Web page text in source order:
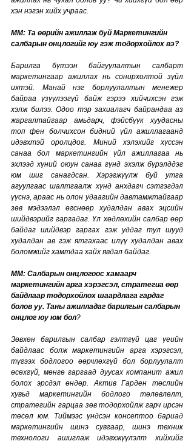
хэн нэгэн хийх учраас.
MM: Та өөрийн ажиллаж буй Маркетингийн
салбарын онцлогийг юу гэж тодорхойлох вэ?
Барилга бүтээн байгуулалтын салбарт
маркетингаар ажиллах нь сонирхолтой зүйл
ихтэй. Манай нэг борлуулалтын менежер
байраа үзүүлээгүй байж гэрээ хийчихсэн гэж
хэлж билээ. Одоо тэр захиалагч байрандаа аз
жаргалтайгаар амьдарч, фэйсбүүк хуудасны
топ фен болчихсон бидний үйл ажиллагаанд
идэвхтэй оролцдог. Миний хэлэхийг хүссэн
санаа бол маркетингийн үйл ажиллагаа нь
эхлээд хүний оюун санаа гүнд эхэлж бүрэлддэг
юм шиг санагдсан. Хэрэгжүүлж буй утга
агуулгаас шалтгаалж хүнд анхдагч сэтгэгдэл
үүснэ, араас нь олон удаагийн давтамжтайгаар
зөв мэдээлэл өгснөөр худалдан авах эцсийн
шийдвэрийг гаргадаг. Үл хөдлөхийн салбар өөр
байдаг шийдвэр гаргах гэж уддаг тул шууд
худалдан ав гэж ятгахаас илүү худалдан авах
боломжийг хамтдаа хайх явдал байдаг.
MM: Салбарын онцлогоос хамаарч
маркетингийн арга хэрэгсэл, стратегиа өөр
байдлаар тодорхойлох шаардлага гардаг
болов уу. Таны ажилладаг барилгын салбарын
онцлог юу юм бол?
Зөвхөн барилгын салбар гэлтгүй цаг үеийн
байдлаас болж маркетингийн арга хэрэгсэл,
түгээх бодлогоо өөрчлөхгүй бол борлуулалт
өсөхгүй, мөнгө гаргаад дуусах компанит ажил
болох эрсдэл өндөр. Актив Гарден төслийн
хувьд маркетингийн бодлого төлөвлөлт,
стратегийн гарцаа зөв тодорхойлж гарч ирсэн
төсөл юм. Тиймээс үндсэн консептоо бариад
маркетингийн шинэ сувгаар, шинэ техник
технологи ашиглаж идэвхжүүлэлт хийхийг